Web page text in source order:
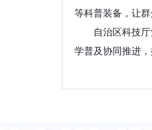
等科普装备，让
自治区科技
学普及协同推进